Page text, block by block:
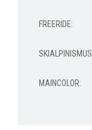
FREERIDE:
SKIALPINISMUS
MAINCOLOR: